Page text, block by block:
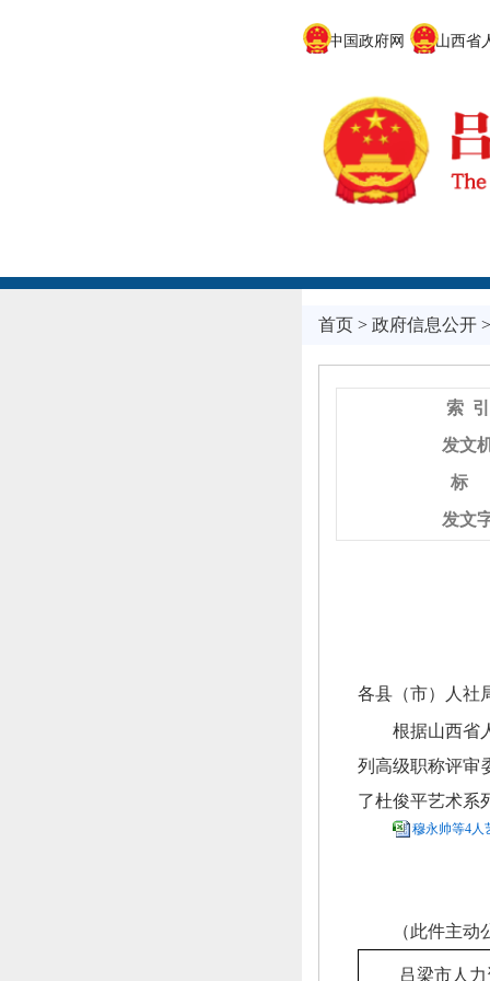
中国政府网 山西省人
首页> 政府信息公开
索
发文
标
发文
各县（市）人社
根据山西省
列高级职称评审
了杜俊平艺术系
穆永帅等4人
（此件主动
吕梁市人